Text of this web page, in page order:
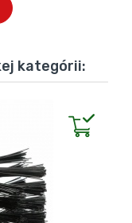
kategórii: